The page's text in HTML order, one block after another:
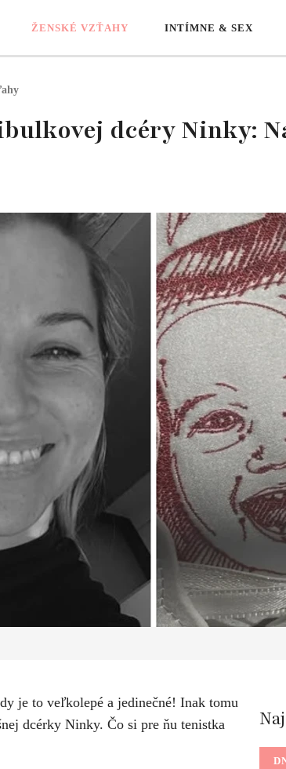
ŽENSKÉ VZŤAHY INTÍMNE & SEX
dcéry Ninky:
je to veľkolepé a jedinečné! Inak tomu
dcérky Ninky. Čo si pre ňu tenistka